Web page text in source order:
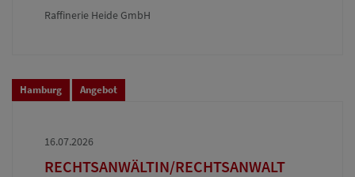
Raffinerie Heide GmbH
Hamburg Angebot
16.07.2026
RECHTSANWÄLTIN/RECHTSANWALT